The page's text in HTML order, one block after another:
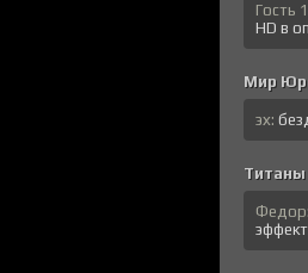
Гость
HD в
Мир
эх:
Титаны
Федор: